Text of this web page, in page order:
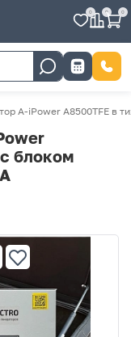
0 0 0
A-iPower A8500TFE в
блоком